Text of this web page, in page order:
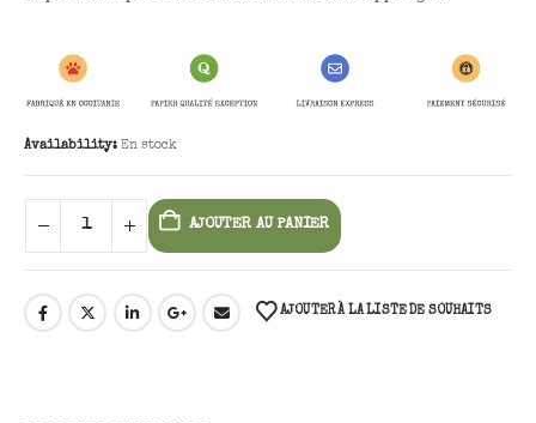
Availability: En stock
AJOUTER AU PANIER
AJOUTER À LA LISTE DE SOUHAITS